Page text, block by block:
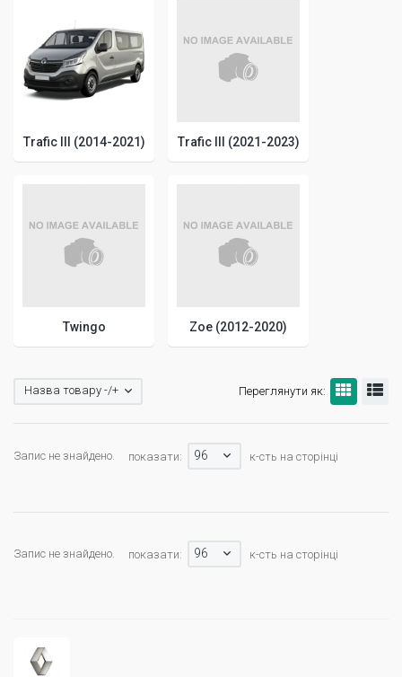
Trafic III (2014-2021) Trafic III (2021-2023)
Twingo Zoe (2012-2020)
Переглянути як:
Назва товару -/+
Запис не знайдено. показати: 96 к-сть на сторінці
Запис не знайдено. показати: 96 к-сть на сторінці